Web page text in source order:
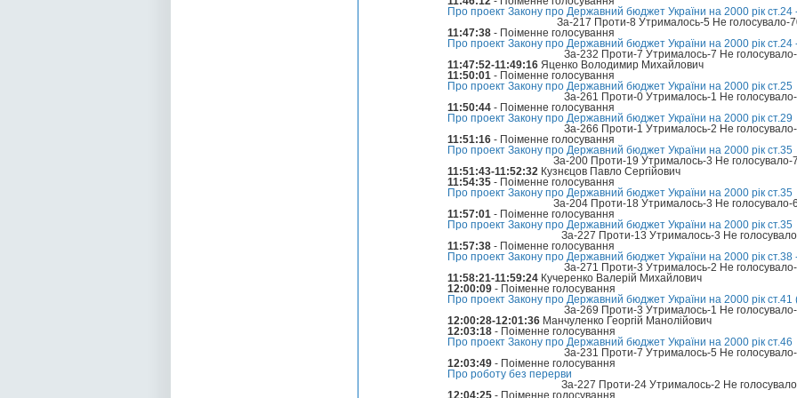
Про проект Закону про Державний бюджет України на 2000 рік ст.24
За-217 Проти-8 Утрималось-5 Не голосувало-
11:47:38 - Поіменне голосування
Про проект Закону про Державний бюджет України на 2000 рік ст.24
За-232 Проти-7 Утрималось-7 Не
11:47:52-11:49:16 Яценко Володимир Михайлович
11:50:01 - Поіменне голосування
Про проект Закону про Державний бюджет України на 2000 рік ст.25
За-261 Проти-0 Утрималось-1 Не
11:50:44 - Поіменне голосування
Про проект Закону про Державний бюджет України на 2000 рік ст.29
За-266 Проти-1 Утрималось-2 Не
11:51:16 - Поіменне голосування
Про проект Закону про Державний бюджет України на 2000 рік ст.35
За-200 Проти-19 Утрималось-3 Не
11:51:43-11:52:32 Кузнєцов Павло Сергійович
11:54:35 - Поіменне голосування
Про проект Закону про Державний бюджет України на 2000 рік ст.35
За-204 Проти-18 Утрималось-3 Не
11:57:01 - Поіменне голосування
Про проект Закону про Державний бюджет України на 2000 рік ст.35
За-227 Проти-13 Утрималось-3 Не
11:57:38 - Поіменне голосування
Про проект Закону про Державний бюджет України на 2000 рік ст.38
За-271 Проти-3 Утрималось-2 Не
11:58:21-11:59:24 Кучеренко Валерій Михайлович
12:00:09 - Поіменне голосування
Про проект Закону про Державний бюджет України на 2000 рік ст.41
За-269 Проти-3 Утрималось-1 Не
12:00:28-12:01:36 Манчуленко Георгій Манолійович
12:03:18 - Поіменне голосування
Про проект Закону про Державний бюджет України на 2000 рік ст.46
За-231 Проти-7 Утрималось-5 Не
12:03:49 - Поіменне голосування
Про роботу без перерви
За-227 Проти-24 Утрималось-2 Не